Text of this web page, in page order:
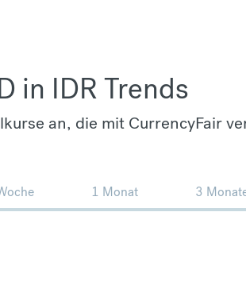
in IDR Trends
an, die mit CurrencyFair
1 Monat 3